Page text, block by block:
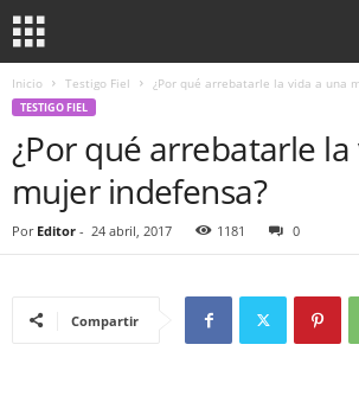
Inicio Testigo Fiel ¿Por qué arrebatarle la vida a una
TESTIGO FIEL
¿Por qué arrebatarle
mujer indefensa?
Por Editor - 24 abril, 2017 1181 0
Compartir